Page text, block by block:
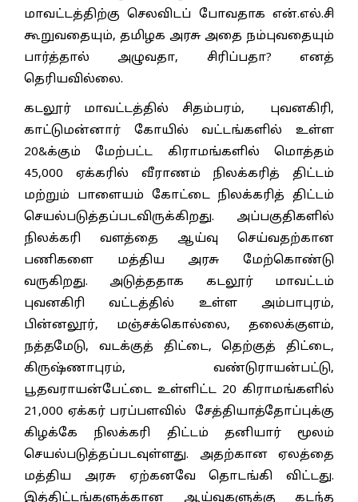
மாவட்டத்திற்கு செலவிடப் போவதாக என்.எல்.சி
கூறுவதையும், தமிழக அரசு அதை நம்புவதையும்
பார்த்தால் அழுவதா, சிரிப்பதா? எனத்
தெரியவில்லை.
கடலூர் மாவட்டத்தில் சிதம்பரம், புவனகிரி,
காட்டுமன்னார் கோயில் வட்டங்களில் உள்ள
20&க்கும் மேற்பட்ட கிராமங்களில் மொத்தம்
45,000 ஏக்கரில் வீராணம் நிலக்கரித் திட்டம்
மற்றும் பாளையம் கோட்டை நிலக்கரித் திட்டம்
செயல்படுத்தப்படவிருக்கிறது. அப்பகுதிகளில்
நிலக்கரி வளத்தை ஆய்வு செய்வதற்கான
பணிகளை மத்திய அரசு மேற்கொண்டு
வருகிறது. அடுத்ததாக கடலூர் மாவட்டம்
புவனகிரி வட்டத்தில் உள்ள அம்பாபுரம்,
பின்னலூர், மஞ்சக்கொல்லை, தலைக்குளம்,
நத்தமேடு, வடக்குத் திட்டை, தெற்குத் திட்டை,
கிருஷ்ணாபுரம், வண்டுராயன்பட்டு,
பூதவராயன்பேட்டை உள்ளிட்ட 20 கிராமங்களில்
21,000 ஏக்கர் பரப்பளவில் சேத்தியாத்தோப்புக்கு
கிழக்கே நிலக்கரி திட்டம் தனியார் மூலம்
செயல்படுத்தப்படவுள்ளது. அதற்கான ஏலத்தை
மத்திய அரசு ஏற்கனவே தொடங்கி விட்டது.
இத்திட்டங்களுக்கான ஆய்வுகளுக்கு கடந்த